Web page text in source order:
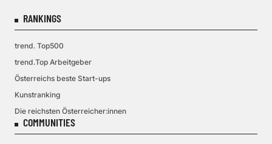
RANKINGS
trend. Top500
trend.Top Arbeitgeber
Österreichs beste Start-ups
Kunstranking
Die reichsten Österreicher:innen
COMMUNITIES